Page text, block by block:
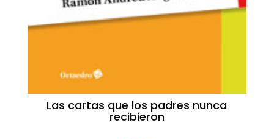
Las cartas que los padres nunca
recibieron